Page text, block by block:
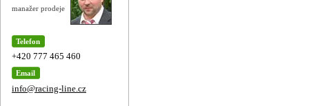
manažer prodeje
Telefon
+420 777 465 460
Email
info@racing-line.cz